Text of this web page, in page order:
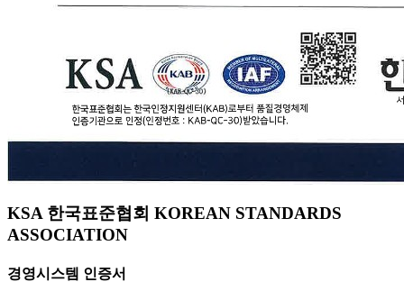
KSA 한국표준협회 KOREAN STANDARDS
ASSOCIATION
경영시스템 인증서